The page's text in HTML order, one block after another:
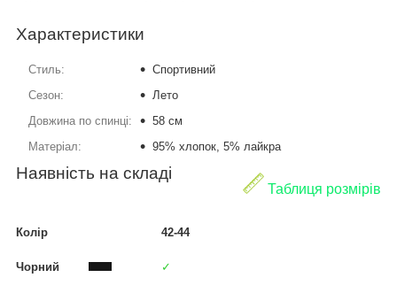
Характеристики
Стиль:
Cпортивний
Сезон:
Лето
Довжина по спинці:
58 см
Матеріал:
95% хлопок, 5% лайкра
Таблиця розмірів
Наявність на складі
Колір 42-44
Чорний ✓